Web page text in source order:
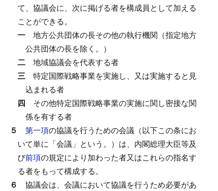
て、協議会に、次に掲げる者を構成員として加える
ことができる。
一 地方公共団体の長その他の執行機関（指定地方
公共団体の長を除く。）
二 地域協議会を代表する者
三 特定国際戦略事業を実施し、又は実施すると見
込まれる者
四 その他特定国際戦略事業の実施に関し密接な関
係を有する者
５ 第一項の協議を行うための会議（以下この条にお
いて単に「会議」という。）は、内閣総理大臣等及
び前項の規定により加わった者又はこれらの指名す
る者をもって構成する。
６ 協議会は、会議において協議を行うため必要があ